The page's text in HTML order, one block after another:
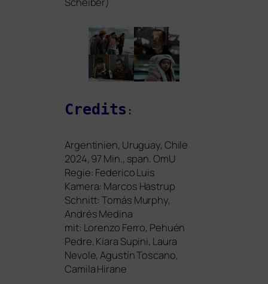
Credits :
Argentinien, Uruguay, Chile
2024, 97 Min., span. OmU
Regie: Federico Luis
Kamera: Marcos Hastrup
Schnitt: Tomás Murphy,
Andrés Medina
mit: Lorenzo Ferro, Pehuén
Pedre, Kiara Supini, Laura
Nevole, Agustín Toscano,
Camila Hirane